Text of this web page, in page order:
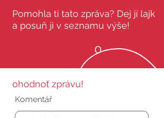
Pomohla ti tato zpráva? Dej jí lajk
a posuň ji v seznamu výše!
0
ohodnoť zprávu!
Komentář